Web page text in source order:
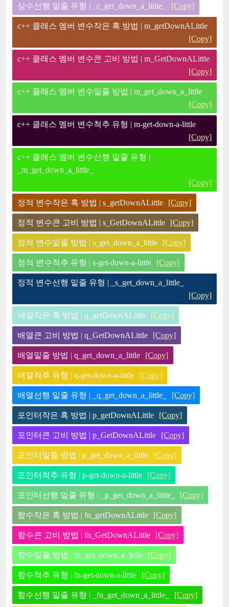
상수선행 밑줄 유형 | _c_get_down_a_little_ [Copy]
c++ 클래스 멤버 변수작은 혹 방법 | m_getDownALittle
[Copy]
c++ 클래스 멤버 변수큰 고비 방법 | m_GetDownALittle
[Copy]
c++ 클래스 멤버 변수밑줄 방법 | m_get_down_a_little
[Copy]
c++ 클래스 멤버 변수척추 유형 | m-get-down-a-little
[Copy]
c++ 클래스 멤버 변수선행 밑줄 유형 |
_m_get_down_a_little_
[Copy]
정적 변수작은 혹 방법 | s_getDownALittle [Copy]
정적 변수큰 고비 방법 | s_GetDownALittle [Copy]
정적 변수밑줄 방법 | s_get_down_a_little [Copy]
정적 변수척추 유형 | s-get-down-a-little [Copy]
정적 변수선행 밑줄 유형 | _s_get_down_a_little_
[Copy]
배열작은 혹 방법 | q_getDownALittle [Copy]
배열큰 고비 방법 | q_GetDownALittle [Copy]
배열밑줄 방법 | q_get_down_a_little [Copy]
배열척추 유형 | q-get-down-a-little [Copy]
배열선행 밑줄 유형 | _q_get_down_a_little_ [Copy]
포인터작은 혹 방법 | p_getDownALittle [Copy]
포인터큰 고비 방법 | p_GetDownALittle [Copy]
포인터밑줄 방법 | p_get_down_a_little [Copy]
포인터척추 유형 | p-get-down-a-little [Copy]
포인터선행 밑줄 유형 | _p_get_down_a_little_ [Copy]
함수작은 혹 방법 | fn_getDownALittle [Copy]
함수큰 고비 방법 | fn_GetDownALittle [Copy]
함수밑줄 방법 | fn_get_down_a_little [Copy]
함수척추 유형 | fn-get-down-a-little [Copy]
함수선행 밑줄 유형 | _fn_get_down_a_little_ [Copy]